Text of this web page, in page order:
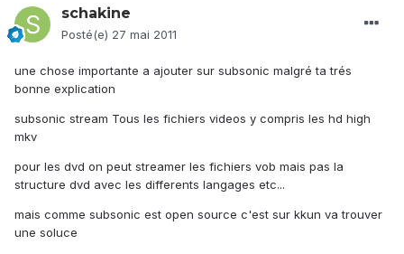
schakine
Posté(e) 27 mai 2011
une chose importante a ajouter sur subsonic malgré ta trés
bonne explication
subsonic stream Tous les fichiers videos y compris les hd high
mkv
pour les dvd on peut streamer les fichiers vob mais pas la
structure dvd avec les differents langages etc...
mais comme subsonic est open source c'est sur kkun va trouver
une soluce